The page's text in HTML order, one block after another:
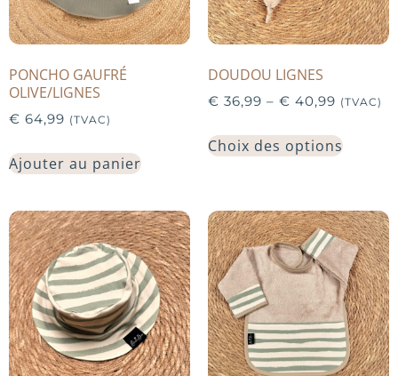
PONCHO GAUFRÉ
OLIVE/LIGNES
€ 64,99 (TVAC)
Ajouter au panier
DOUDOU LIGNES
€ 36,99 – € 40,99 (TVAC)
Choix des options